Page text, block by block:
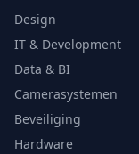
Design
IT & Development
Data & BI
Camerasystemen
Beveiliging
Hardware